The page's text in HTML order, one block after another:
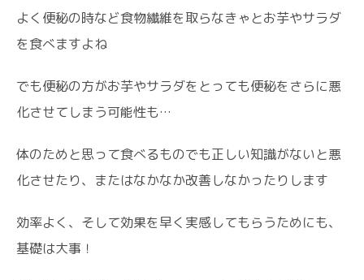
よく便秘の時など食物繊維を取らなきゃとお芋やサラダ
を食べますよね
でも便秘の方がお芋やサラダをとっても便秘をさらに悪
化させてしまう可能性も…
体のためと思って食べるものでも正しい知識がないと悪
化させたり、またはなかなか改善しなかったりします
効率よく、そして効果を早く実感してもらうためにも、
基礎は大事！